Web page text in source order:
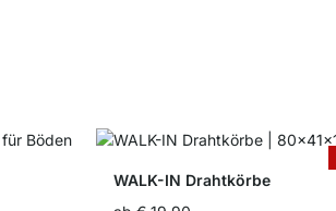
WALK-IN Drahtkörbe